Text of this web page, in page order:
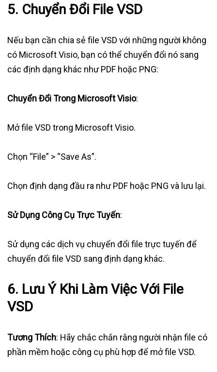
5. Chuyển Đổi File VSD
Nếu bạn cần chia sẻ file VSD với những người không
có Microsoft Visio, bạn có thể chuyển đổi nó sang
các định dạng khác như PDF hoặc PNG:
Chuyển Đổi Trong Microsoft Visio:
Mở file VSD trong Microsoft Visio.
Chọn “File” > “Save As”.
Chọn định dạng đầu ra như PDF hoặc PNG và lưu lại.
Sử Dụng Công Cụ Trực Tuyến:
Sử dụng các dịch vụ chuyển đổi file trực tuyến để
chuyển đổi file VSD sang định dạng khác.
6. Lưu Ý Khi Làm Việc Với File
VSD
Tương Thích: Hãy chắc chắn rằng người nhận file có
phần mềm hoặc công cụ phù hợp để mở file VSD.